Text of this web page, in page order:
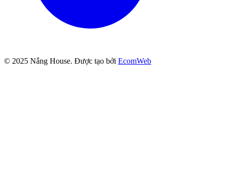
© 2025 Nắng House. Được tạo bởi EcomWeb